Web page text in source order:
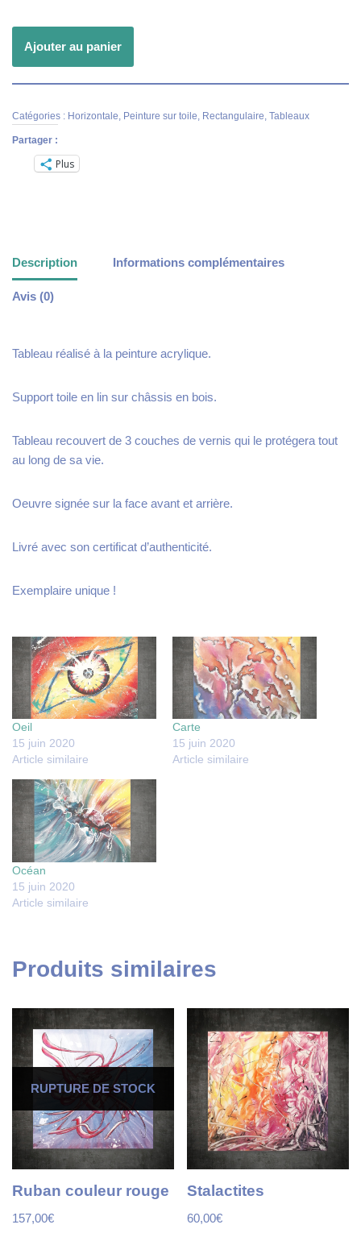
Ajouter au panier
Catégories : Horizontale, Peinture sur toile, Rectangulaire, Tableaux
Partager :
Plus
Description Informations complémentaires
Avis (0)
Tableau réalisé à la peinture acrylique.
Support toile en lin sur châssis en bois.
Tableau recouvert de 3 couches de vernis qui le protégera tout
au long de sa vie.
Oeuvre signée sur la face avant et arrière.
Livré avec son certificat d’authenticité.
Exemplaire unique !
Oeil
15 juin 2020
Article similaire
Carte
15 juin 2020
Article similaire
Océan
15 juin 2020
Article similaire
Produits similaires
RUPTURE DE STOCK
Ruban couleur rouge
157,00€
Stalactites
60,00€